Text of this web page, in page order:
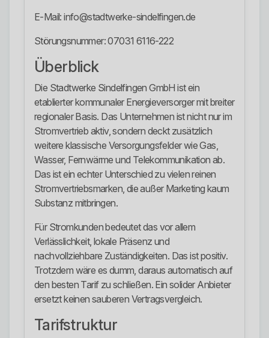
E-Mail: info@stadtwerke-sindelfingen.de
Störungsnummer: 07031 6116-222
Überblick
Die Stadtwerke Sindelfingen GmbH ist ein
etablierter kommunaler Energieversorger mit breiter
regionaler Basis. Das Unternehmen ist nicht nur im
Stromvertrieb aktiv, sondern deckt zusätzlich
weitere klassische Versorgungsfelder wie Gas,
Wasser, Fernwärme und Telekommunikation ab.
Das ist ein echter Unterschied zu vielen reinen
Stromvertriebsmarken, die außer Marketing kaum
Substanz mitbringen.
Für Stromkunden bedeutet das vor allem
Verlässlichkeit, lokale Präsenz und
nachvollziehbare Zuständigkeiten. Das ist positiv.
Trotzdem wäre es dumm, daraus automatisch auf
den besten Tarif zu schließen. Ein solider Anbieter
ersetzt keinen sauberen Vertragsvergleich.
Tarifstruktur